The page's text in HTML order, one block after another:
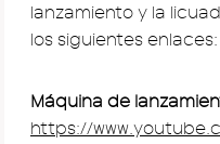
lanzamiento y la
los siguientes enlaces:
Máquina de
https://